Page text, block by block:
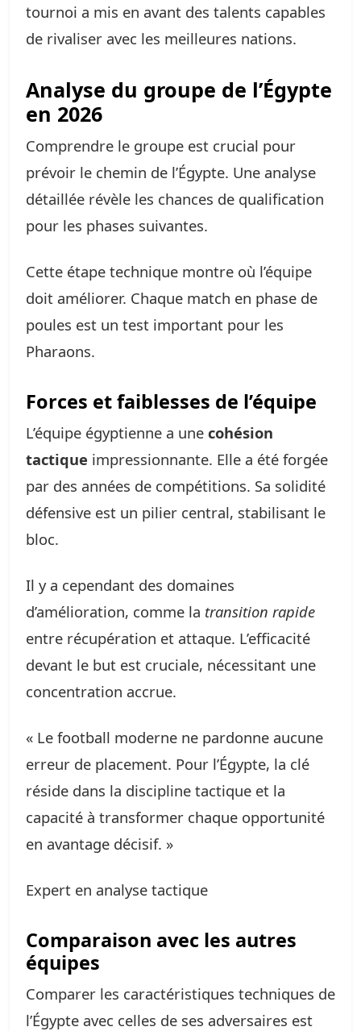
tournoi a mis en avant des talents capables
de rivaliser avec les meilleures nations.
Analyse du groupe de l’Égypte
en 2026
Comprendre le groupe est crucial pour
prévoir le chemin de l’Égypte. Une analyse
détaillée révèle les chances de qualification
pour les phases suivantes.
Cette étape technique montre où l’équipe
doit améliorer. Chaque match en phase de
poules est un test important pour les
Pharaons.
Forces et faiblesses de l’équipe
L’équipe égyptienne a une cohésion
tactique impressionnante. Elle a été forgée
par des années de compétitions. Sa solidité
défensive est un pilier central, stabilisant le
bloc.
Il y a cependant des domaines
d’amélioration, comme la transition rapide
entre récupération et attaque. L’efficacité
devant le but est cruciale, nécessitant une
concentration accrue.
« Le football moderne ne pardonne aucune
erreur de placement. Pour l’Égypte, la clé
réside dans la discipline tactique et la
capacité à transformer chaque opportunité
en avantage décisif. »
Expert en analyse tactique
Comparaison avec les autres
équipes
Comparer les caractéristiques techniques de
l’Égypte avec celles de ses adversaires est